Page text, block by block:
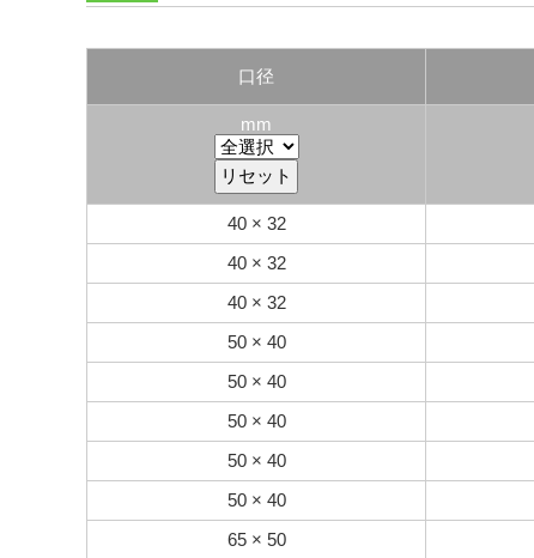
口径
mm
40 × 32
40 × 32
40 × 32
50 × 40
50 × 40
50 × 40
50 × 40
50 × 40
65 × 50